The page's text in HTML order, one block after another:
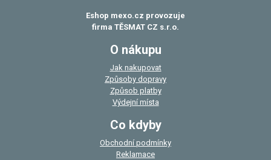
Eshop mexo.cz provozuje
firma TĚSMAT CZ s.r.o.
O nákupu
Jak nakupovat
Způsoby dopravy
Způsob platby
Výdejní místa
Co kdyby
Obchodní podmínky
Reklamace